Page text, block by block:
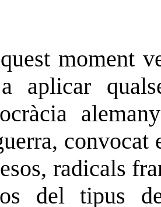
moment
aplicar
convocat
, radicals
del tipus